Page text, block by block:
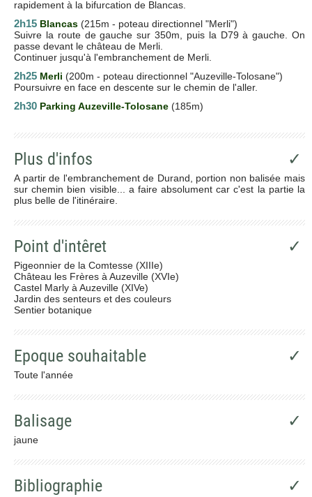
rapidement à la bifurcation de Blancas.
2h15 Blancas (215m - poteau directionnel "Merli")
Suivre la route de gauche sur 350m, puis la D79 à gauche. On
passe devant le château de Merli.
Continuer jusqu'à l'embranchement de Merli.
2h25 Merli (200m - poteau directionnel "Auzeville-Tolosane")
Poursuivre en face en descente sur le chemin de l'aller.
2h30 Parking Auzeville-Tolosane (185m)
Plus d'infos ✓
A partir de l'embranchement de Durand, portion non balisée mais
sur chemin bien visible... a faire absolument car c'est la partie la
plus belle de l'itinéraire.
Point d'intêret ✓
Pigeonnier de la Comtesse (XIIIe)
Château les Frères à Auzeville (XVIe)
Castel Marly à Auzeville (XIVe)
Jardin des senteurs et des couleurs
Sentier botanique
Epoque souhaitable ✓
Toute l'année
Balisage ✓
jaune
Bibliographie ✓